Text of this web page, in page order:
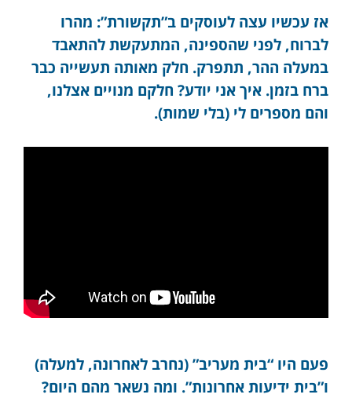
אז עכשיו עצה לעוסקים ב”תקשורת”: מהרו
לברוח, לפני שהספינה, המתעקשת להתאבד
במעלה ההר, תתפרק. חלק מאותה תעשייה כבר
ברח בזמן. איך אני יודע? חלקם מנויים אצלנו,
והם מספרים לי (בלי שמות).
פעם היו “בית מעריב” (נחרב לאחרונה, למעלה)
ו”בית ידיעות אחרונות”. ומה נשאר מהם היום?